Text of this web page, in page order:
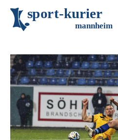
sport-kurier
mannheim